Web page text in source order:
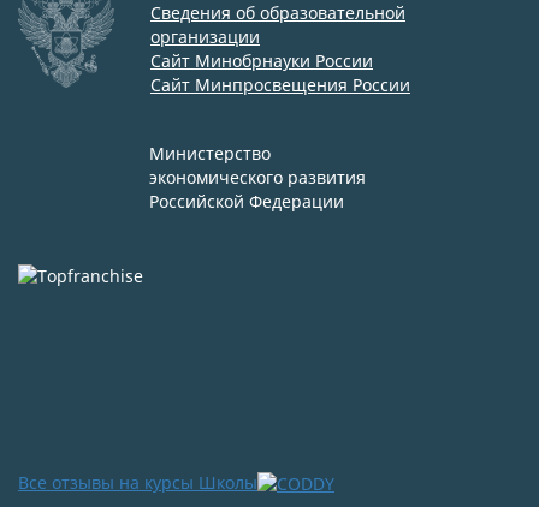
Сведения об образовательной
организации
Сайт Минобрнауки России
Сайт Минпросвещения России
Министерство
экономического развития
Российской Федерации
Все отзывы на курсы Школы